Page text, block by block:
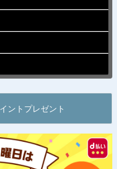
ントプレゼント